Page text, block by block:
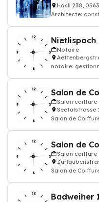
Hasli 238,
Architecte:
Nietlispach
Notaire
notaire:
Salon de
Salon coiffure
Seetalstrasse
Salon de
Salon de
Salon coiffure
Salon de
Badweiher